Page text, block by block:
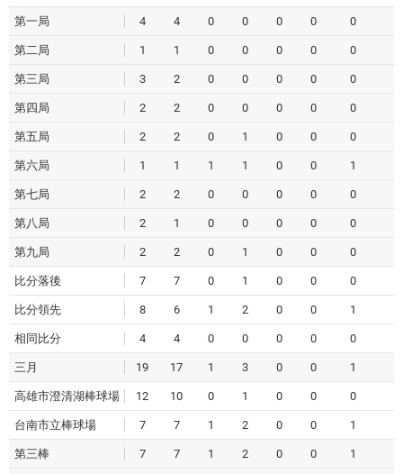
第一局 4 4 0 0 0 0 0
第二局 1 1 0 0 0 0 0
第三局 3 2 0 0 0 0 0
第四局 2 2 0 0 0 0 0
第五局 2 2 0 1 0 0 0
第六局 1 1 1 1 0 0 1
第七局 2 2 0 0 0 0 0
第八局 2 1 0 0 0 0 0
第九局 2 2 0 1 0 0 0
比分落後 7 7 0 1 0 0 0
比分領先 8 6 1 2 0 0 1
相同比分 4 4 0 0 0 0 0
三月 19 17 1 3 0 0 1
高雄市澄清湖棒球場 12 10 0 1 0 0 0
台南市立棒球場 7 7 1 2 0 0 1
第三棒 7 7 1 2 0 0 1